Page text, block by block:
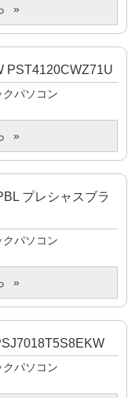
PST4120CWZ71U
クパソコン
プレシャスブラ
クパソコン
クパソコン